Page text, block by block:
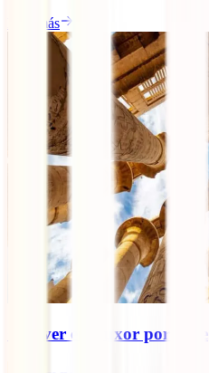
Leer más
Qué ver en Luxor por libre